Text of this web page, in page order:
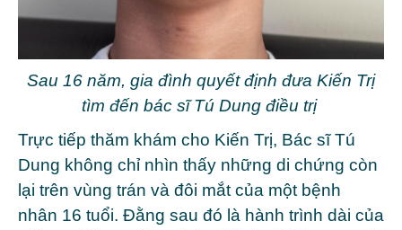
Sau 16 năm, gia đình quyết định đưa Kiến Trị
tìm đến bác sĩ Tú Dung điều trị
Trực tiếp thăm khám cho Kiến Trị, Bác sĩ Tú
Dung không chỉ nhìn thấy những di chứng còn
lại trên vùng trán và đôi mắt của một bệnh
nhân 16 tuổi. Đằng sau đó là hành trình dài của